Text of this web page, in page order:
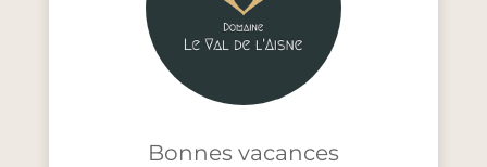
Bonnes vacances